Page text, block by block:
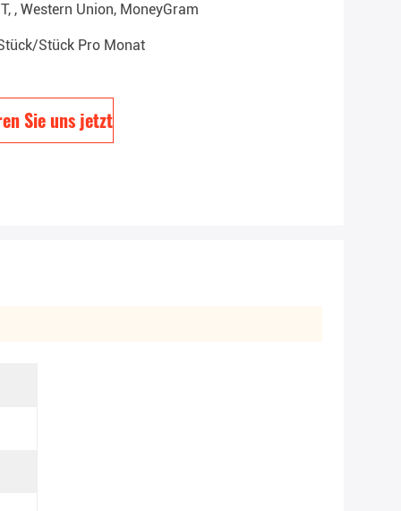
, Western Union, MoneyGram
Stück Pro Monat
Sie uns jetzt